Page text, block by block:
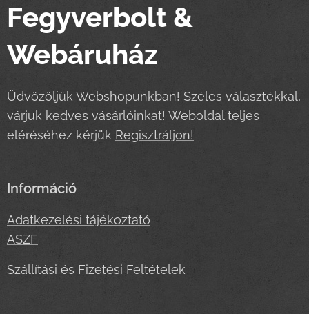
Fegyverbolt &
Webáruház
Üdvözöljük Webshopunkban! Széles választékkal,
várjuk kedves vásárlóinkat! Weboldal teljes
eléréséhez kérjük Regisztráljon!
Információ
Adatkezelési tájékoztató
ASZF
Szállítási és Fizetési Feltételek